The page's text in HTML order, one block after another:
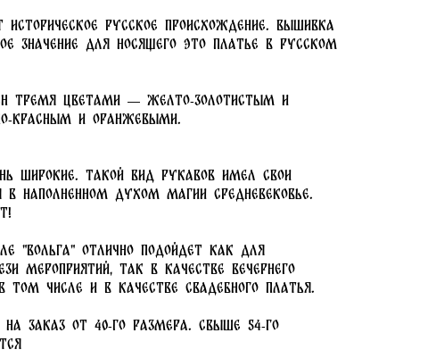
русское происхождение. Вышивка
значение для носящего это платье в русском
тремя цветами — желто-золотистым и
красным и оранжевыми.
широкие. Такой вид рукавов имел свои
в наполненном духом магии средневековье.
"Вольга" отлично подойдет как для
мероприятий, так в качестве вечернего
том числе и в качестве свадебного платья.
заказ от 40-го размера. Свыше 54-го